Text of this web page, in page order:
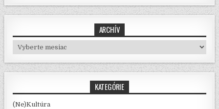
ARCHÍV
Archív
KATEGÓRIE
(Ne)Kultúra